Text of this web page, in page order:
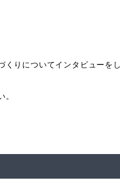
くりについてインタビューを
。